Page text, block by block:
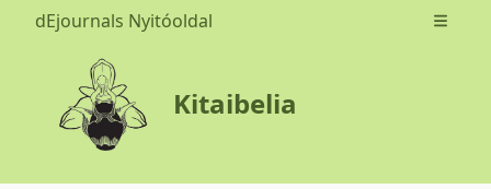
dEjournals Nyitóoldal Open
Kitaibelia